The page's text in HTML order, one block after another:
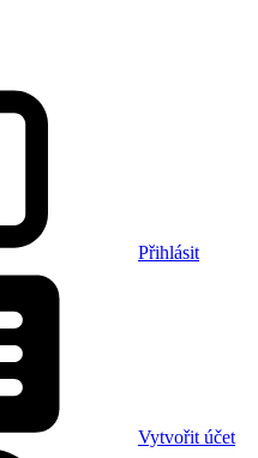
Přihlásit
Vytvořit účet